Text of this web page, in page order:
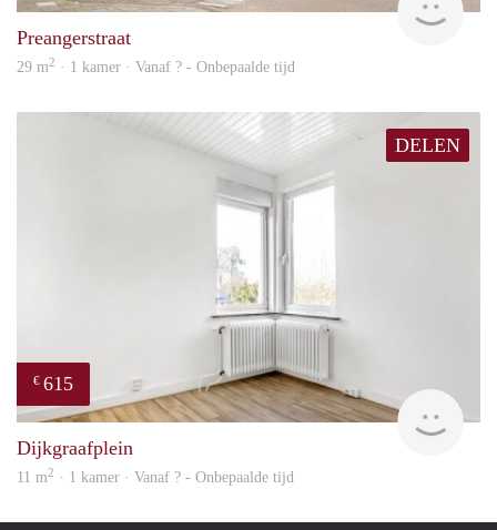
Preangerstraat
29 m2 · 1 kamer · Vanaf ? - Onbepaalde tijd
DELEN
€ 615
Dijkgraafplein
11 m2 · 1 kamer · Vanaf ? - Onbepaalde tijd